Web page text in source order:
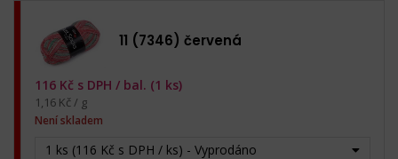
11 (7346) červená
1 ks (116 Kč s DPH / ks) - Vyprodáno
116 Kč s DPH / bal. (1 ks)
1,16 Kč / g
Není skladem